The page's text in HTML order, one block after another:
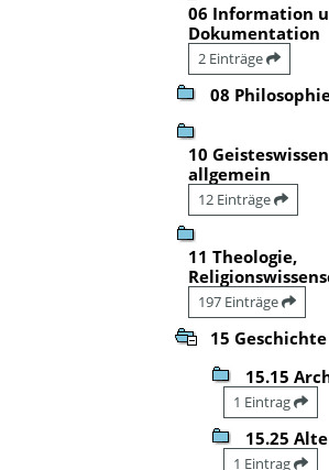
06 Information
Dokumentation
2 Einträge
08
10
allgemein
12 Einträge
11 Theologie,
197 Einträge
15 Geschichte
15.15
1 Eintrag
15.25
1 Eintrag